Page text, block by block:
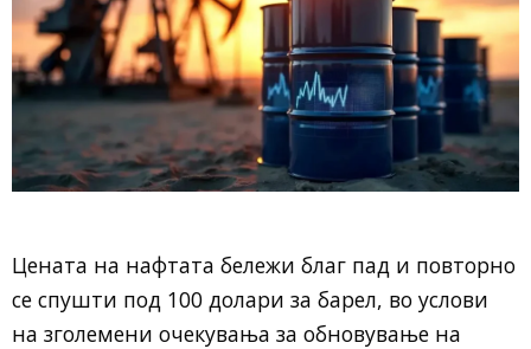
Цената на нафтата бележи благ пад и повторно
се спушти под 100 долари за барел, во услови
на зголемени очекувања за обновување на